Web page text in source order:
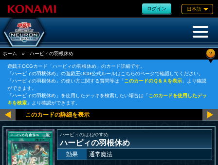
ログイン 日本語
ホーム » ハーピィの羽根休め ?
遊戯王OCGカード「ハーピィの羽根休め」のカード詳細です。
「ハーピィの羽根休め」の遊戯王OCG公式ルールはこちらのページで確認してください。
「ハーピィの羽根休め」の使い方に関する質問等は「このカードのＱ＆Ａを表示 」より確認
ができます。
「ハーピィの羽根休め」を使用したデッキを検索したい場合は「このカードを使用したデッ
キを検索 」より確認ができます。
ハーピィのはねやすめ
ハーピィの羽根休め
効果 通常魔法